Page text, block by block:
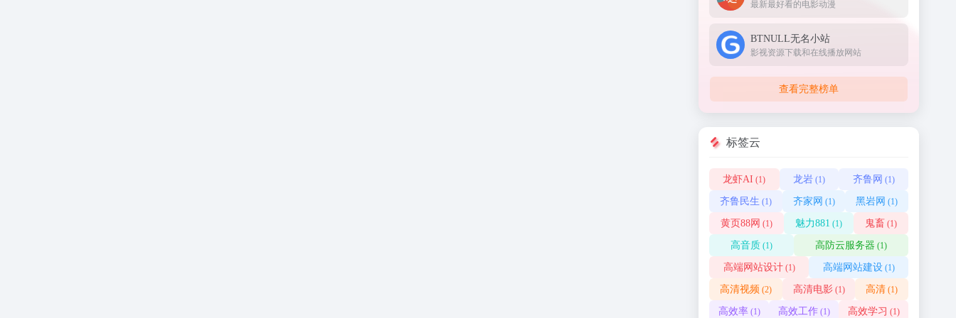
最新最好看的电影动漫
BTNULL无名小站
影视资源下载和在线播放网站
查看完整榜单
标签云
龙虾AI (1) 龙岩 (1) 齐鲁网 (1)
齐鲁民生 (1) 齐家网 (1) 黑岩网 (1)
黄页88网 (1) 魅力881 (1) 鬼畜 (1)
高音质 (1) 高防云服务器 (1)
高端网站设计(1) 高端网站建设(1)
高清视频 (2) 高清电影(1) 高清 (1)
高效率(1) 高效工作(1) 高效学习 (1)